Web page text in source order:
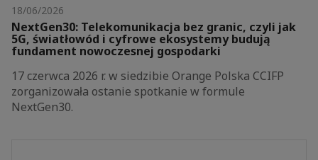
18/06/2026
NextGen30: Telekomunikacja bez granic, czyli jak
5G, światłowód i cyfrowe ekosystemy budują
fundament nowoczesnej gospodarki
17 czerwca 2026 r. w siedzibie Orange Polska CCIFP
zorganizowała ostanie spotkanie w formule
NextGen30.